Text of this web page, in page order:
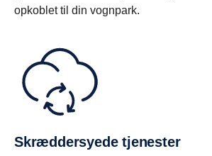
opkoblet til din vognpark.
Skræddersyede tjenester